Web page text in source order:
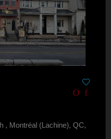
, Montréal (Lachine), QC,